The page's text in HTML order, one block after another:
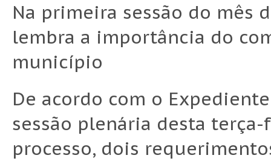
Na primeira sessão do mês
lembra a importância do
município
De acordo com o
sessão plenária desta
processo, dois